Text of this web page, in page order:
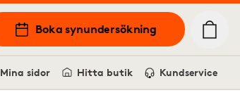
Boka synundersökning
Mina sidor Hitta butik Kundservice